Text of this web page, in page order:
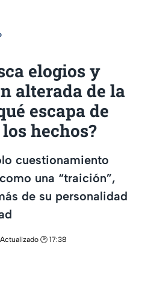
elogios y
alterada de la
escapa de
hechos?
cuestionamiento
una “traición”,
de su personalidad
| Actualizado 🕑 17:38